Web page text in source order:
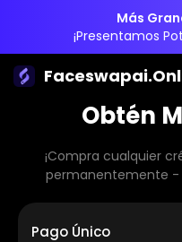
Más
¡Presentamos
Obtén
¡Compra cualquier
permanentemente -
Pago Único